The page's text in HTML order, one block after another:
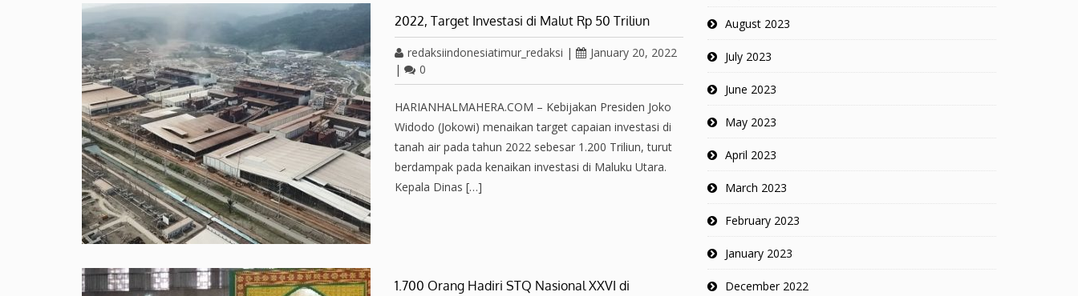
2022, Target Investasi di Malut Rp 50 Triliun
redaksiindonesiatimur_redaksi |
January 20, 2022
|
0
HARIANHALMAHERA.COM – Kebijakan Presiden Joko
Widodo (Jokowi) menaikan target capaian investasi di
tanah air pada tahun 2022 sebesar 1.200 Triliun, turut
berdampak pada kenaikan investasi di Maluku Utara.
Kepala Dinas […]
1.700 Orang Hadiri STQ Nasional XXVI di
August 2023
July 2023
June 2023
May 2023
April 2023
March 2023
February 2023
January 2023
December 2022